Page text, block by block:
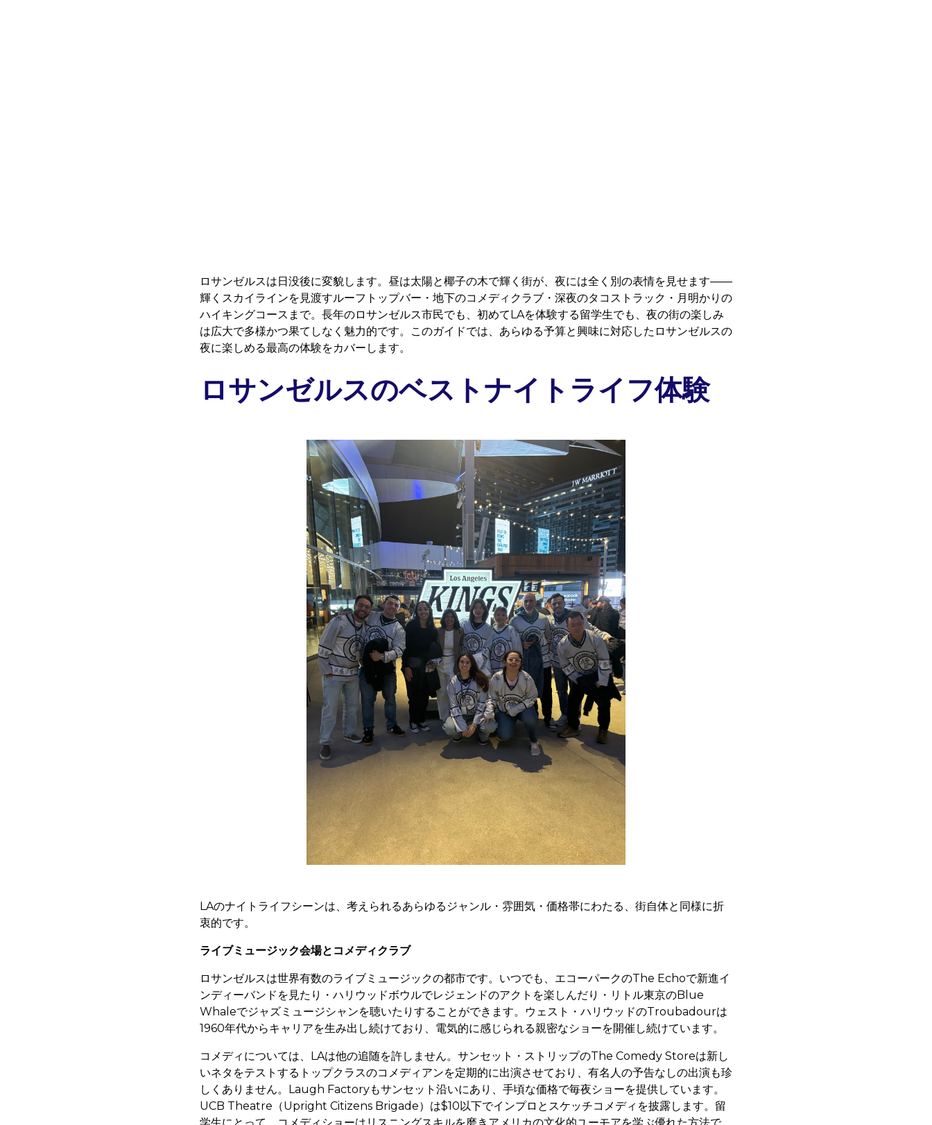
ロサンゼルスは日没後に変貌します。昼は太陽と椰子の木で輝く街が、夜には全く別の表情を見せます——
輝くスカイラインを見渡すルーフトップバー・地下のコメディクラブ・深夜のタコストラック・月明かりの
ハイキングコースまで。長年のロサンゼルス市民でも、初めてLAを体験する留学生でも、夜の街の楽しみ
は広大で多様かつ果てしなく魅力的です。このガイドでは、あらゆる予算と興味に対応したロサンゼルスの
夜に楽しめる最高の体験をカバーします。
ロサンゼルスのベストナイトライフ体験
LAのナイトライフシーンは、考えられるあらゆるジャンル・雰囲気・価格帯にわたる、街自体と同様に折
衷的です。
ライブミュージック会場とコメディクラブ
ロサンゼルスは世界有数のライブミュージックの都市です。いつでも、エコーパークのThe Echoで新進イ
ンディーバンドを見たり・ハリウッドボウルでレジェンドのアクトを楽しんだり・リトル東京のBlue
Whaleでジャズミュージシャンを聴いたりすることができます。ウェスト・ハリウッドのTroubadourは
1960年代からキャリアを生み出し続けており、電気的に感じられる親密なショーを開催し続けています。
コメディについては、LAは他の追随を許しません。サンセット・ストリップのThe Comedy Storeは新し
いネタをテストするトップクラスのコメディアンを定期的に出演させており、有名人の予告なしの出演も珍
しくありません。Laugh Factoryもサンセット沿いにあり、手頃な価格で毎夜ショーを提供しています。
UCB Theatre（Upright Citizens Brigade）は$10以下でインプロとスケッチコメディを披露します。留
学生にとって、コメディショーはリスニングスキルを磨きアメリカの文化的ユーモアを学ぶ優れた方法で